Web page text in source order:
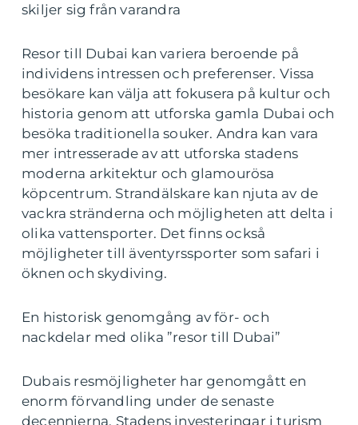
skiljer sig från varandra
Resor till Dubai kan variera beroende på
individens intressen och preferenser. Vissa
besökare kan välja att fokusera på kultur och
historia genom att utforska gamla Dubai och
besöka traditionella souker. Andra kan vara
mer intresserade av att utforska stadens
moderna arkitektur och glamourösa
köpcentrum. Strandälskare kan njuta av de
vackra stränderna och möjligheten att delta i
olika vattensporter. Det finns också
möjligheter till äventyrssporter som safari i
öknen och skydiving.
En historisk genomgång av för- och
nackdelar med olika ”resor till Dubai”
Dubais resmöjligheter har genomgått en
enorm förvandling under de senaste
decennierna. Stadens investeringar i turism